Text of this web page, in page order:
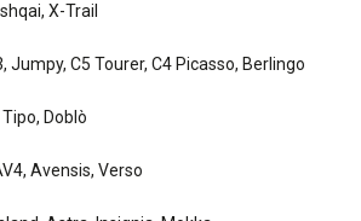
X-Trail
Jumpy, C5 Tourer, C4 Picasso, Berlingo
Doblò
Avensis, Verso